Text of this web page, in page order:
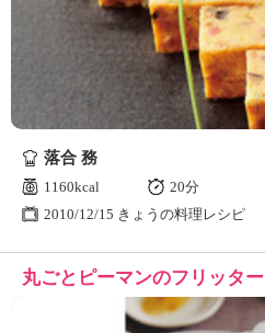
落合 務
1160kcal
20分
2010/12/15 きょうの料理レシピ
丸ごとピーマンのフリッター